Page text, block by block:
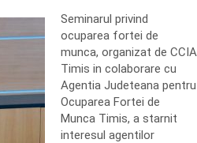
Seminarul privind
ocuparea fortei de
munca, organizat de CCIA
Timis in colaborare cu
Agentia Judeteana pentru
Ocuparea Fortei de
Munca Timis, a starnit
interesul agentilor